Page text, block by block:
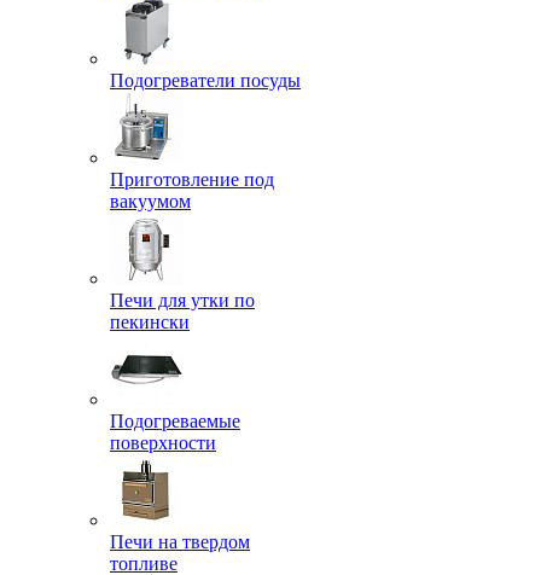
Подогреватели посуды
Приготовление под
вакуумом
Печи для утки по
пекински
Подогреваемые
поверхности
Печи на твердом
топливе